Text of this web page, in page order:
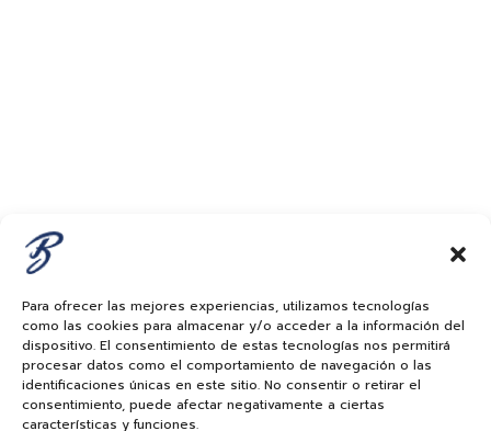
Para ofrecer las mejores experiencias, utilizamos tecnologías
como las cookies para almacenar y/o acceder a la información del
dispositivo. El consentimiento de estas tecnologías nos permitirá
procesar datos como el comportamiento de navegación o las
identificaciones únicas en este sitio. No consentir o retirar el
consentimiento, puede afectar negativamente a ciertas
características y funciones.